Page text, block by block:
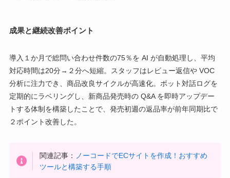
成果と継続改善ポイント
導入１か月で総問い合わせ件数の75％を AI が自動処理し、平均
対応時間は20分→２分へ短縮。スタッフはレビュー返信や VOC
分析に注力でき、商品改良サイクルが高速化。ボット対話ログを
定期的にラベリングし、新商品発売時の Q&A を即時アップデー
トする体制を構築したことで、発売初週の返品率が前年同期比で
２ポイント改善した。
関連記事：
ノーコードでECサイトを作成！おすすめ
ツールと構築する手順